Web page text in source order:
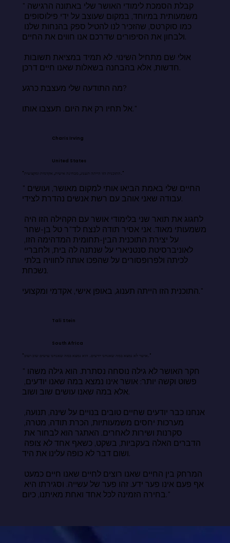
"קבלת הסמכת לימודי האושר שלי באתונה הרגישה
ולבחון את הסיפורים שדרכם אנו חווים את החיים.
אולי שם מתחיל השינוי. לא תמיד במציאת תשובות
חדשות, אלא בהבחנה בשאלות שאנו חיים דרכן.
מה התודעה שלי מעצבת כרגע?
אל תחיו רק את היום. תעצבו אותו."
Charis Irving
United States
"התוכנית הזו הייתה תענוג, מבחינה אישית, אקדמית ומקצועית."
"החיים שלי באמת הביאו אותי למקום מאושר, ועושים
עבודה שאני אוהב עם רשת אנשים נהדרת לצידי.
משמעותי מאוד. אני אסיר תודה לנצח לד"ר טל בן-שחר
נשכחת.
התוכנית הזו הייתה תענוג, באופן אישי, אקדמי ומקצועי."
Tali Stein
South Africa
"אושר לא נמצא במה שאנחנו יודעים. הוא נמצא במה שאנחנו עושים שוב ושוב."
"חקר האושר לא גילה נוסחה נסתרת. הוא גילה משהו
אלא במה שאנו עושים שוב ושוב.
ושום דבר לא כופה עלינו את היד.
בחירה הזמינה לכל אחד ואחת מאיתנו, כיום."